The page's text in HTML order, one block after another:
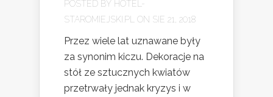
POSTED BY HOTEL-
STAROMIEJSKI.PL
ON SIE 21, 2018
Przez wiele lat uznawane były
za synonim kiczu. Dekoracje na
stół ze sztucznych kwiatów
przetrwały jednak kryzys i w